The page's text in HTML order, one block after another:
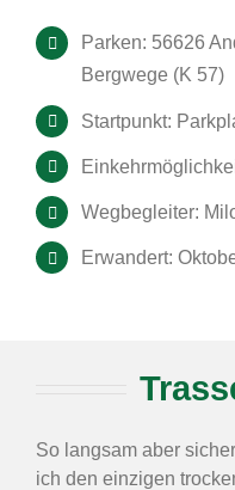
Parken: 56626
Bergwege (K 57)
Startpunkt:
Wegbegleiter:
Erwandert:
So langsam aber
ich den einzigen